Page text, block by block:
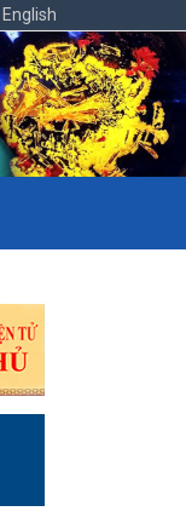
English